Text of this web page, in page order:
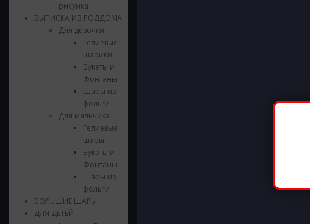
рисунка
ВЫПИСКА ИЗ РОДДОМА
Для девочки
Гелиевые
шарики
Букеты и
Фонтаны
Шары из
фольги
Для мальчика
Гелиевые
шары
Букеты и
Фонтаны
Шары из
фольги
БОЛЬШИЕ ШАРЫ
ДЛЯ ДЕТЕЙ